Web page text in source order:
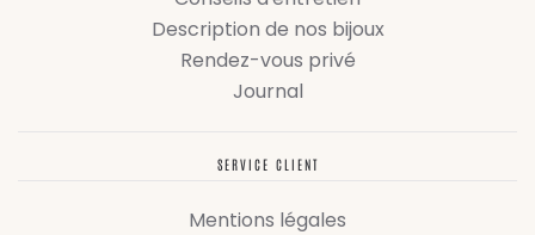
Description de nos bijoux
Rendez-vous privé
Journal
SERVICE CLIENT
Mentions légales